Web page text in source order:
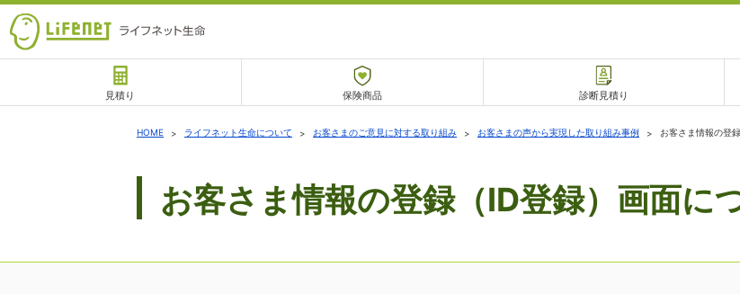
見積り 保険商品 診断見積り
チャットサポート
HOME ライフネット生命について お客さまのご意見に対する取り組み お客さまの声から実現した取り組み事例 お客さま情報の登
お客さま情報の登録（ID登録）画面に